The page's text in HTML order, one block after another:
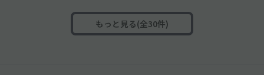
もっと見る(全30件)